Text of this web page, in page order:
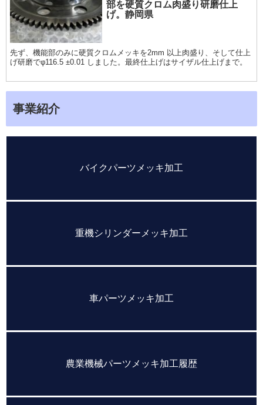
部を硬質クロム肉盛り研磨仕上
げ。静岡県
先ず、機能部のみに硬質クロムメッキを2mm 以上肉盛り、そして仕上
げ研磨でφ116.5 ±0.01 しました。最終仕上げはサイザル仕上げまで。
事業紹介
バイクパーツメッキ加工
重機シリンダーメッキ加工
車パーツメッキ加工
農業機械パーツメッキ加工履歴